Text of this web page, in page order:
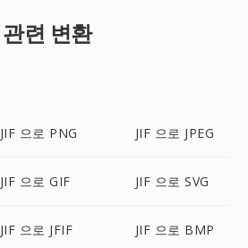
관련 변환
JIF 으로 PNG JIF 으로 JPEG
JIF 으로 GIF JIF 으로 SVG
JIF 으로 JFIF JIF 으로 BMP